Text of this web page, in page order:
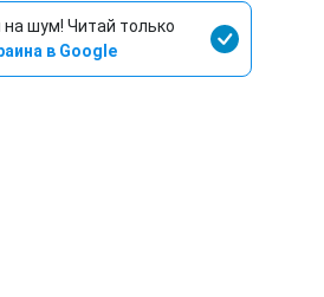
шум! Читай только
в Google